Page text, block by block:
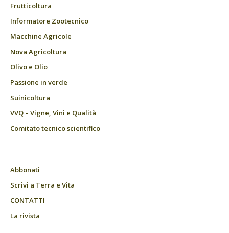
Frutticoltura
Informatore Zootecnico
Macchine Agricole
Nova Agricoltura
Olivo e Olio
Passione in verde
Suinicoltura
VVQ – Vigne, Vini e Qualità
Comitato tecnico scientifico
Abbonati
Scrivi a Terra e Vita
CONTATTI
La rivista